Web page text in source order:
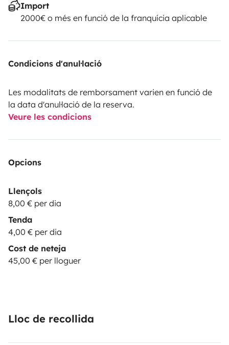
Import
2000€ o més en funció de la franquícia aplicable
Condicions d'anul·lació
Les modalitats de remborsament varien en funció de
la data d'anul·lació de la reserva.
Veure les condicions
Opcions
Llençols
8,00 € per dia
Tenda
4,00 € per dia
Cost de neteja
45,00 € per lloguer
Lloc de recollida